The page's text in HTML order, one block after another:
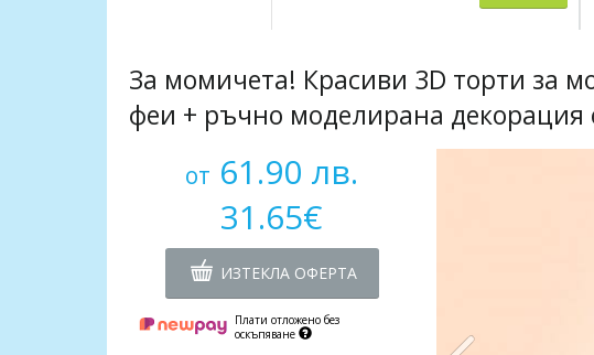
За момичета! Красиви 3D торти за
феи + ръчно моделирана
от 61.90 лв.
31.65€
ИЗТЕКЛА ОФЕРТА
Плати отложено без
оскъпяване